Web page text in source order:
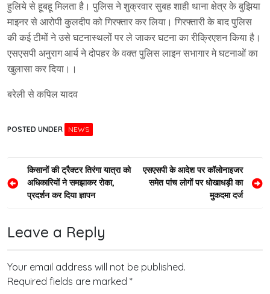
हुलिये से हूबहू मिलता है। पुलिस ने शुक्रवार सुबह शाही थाना क्षेत्र के बुझिया
माइनर से आरोपी कुलदीप को गिरफ्तार कर लिया। गिरफ्तारी के बाद पुलिस
की कई टीमों ने उसे घटनास्थलों पर ले जाकर घटना का रीक्रिएशन किया है।
एसएसपी अनुराग आर्य ने दोपहर के वक्त पुलिस लाइन सभागार मे घटनाओं का
खुलासा कर दिया।।
बरेली से कपिल यादव
POSTED UNDER NEWS
Post
navigation
किसानों की ट्रैक्टर तिरंगा यात्रा को
अधिकारियों ने समझाकर रोका,
प्रदर्शन कर दिया ज्ञापन
एसएसपी के आदेश पर कॉलोनाइजर
समेत पांच लोगों पर धोखाधड़ी का
मुकदमा दर्ज
Leave a Reply
Your email address will not be published.
Required fields are marked *